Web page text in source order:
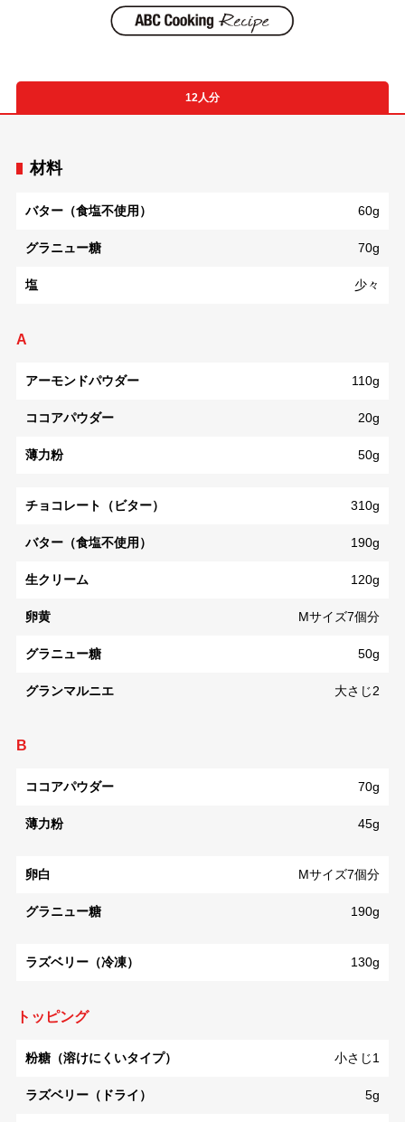
12人分
材料
バター（食塩不使用） 60g
グラニュー糖 70g
塩 少々
A
アーモンドパウダー 110g
ココアパウダー 20g
薄力粉 50g
チョコレート（ビター） 310g
バター（食塩不使用） 190g
生クリーム 120g
卵黄 Mサイズ7個分
グラニュー糖 50g
グランマルニエ 大さじ2
B
ココアパウダー 70g
薄力粉 45g
卵白 Mサイズ7個分
グラニュー糖 190g
ラズベリー（冷凍） 130g
トッピング
粉糖（溶けにくいタイプ） 小さじ1
ラズベリー（ドライ） 5g